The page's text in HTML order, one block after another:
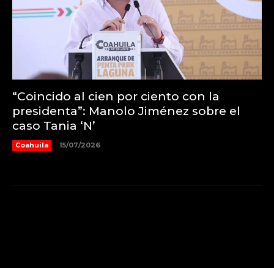
“Coincido al cien por ciento con la
presidenta”: Manolo Jiménez sobre el
caso Tania ‘N’
Coahuila 15/07/2026